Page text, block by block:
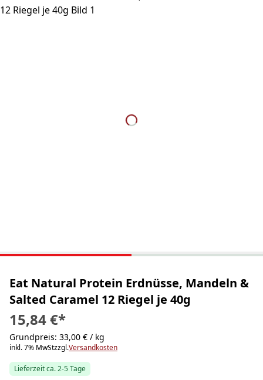
Eat Natural Protein Erdnüsse, Mandeln &
Salted Caramel 12 Riegel je 40g
15,84 €*
Grundpreis: 33,00 € / kg
inkl. 7% MwStzzgl.Versandkosten
Lieferzeit ca. 2-5 Tage